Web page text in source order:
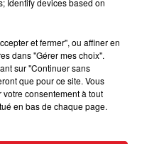
HOMICIDE
APRÈS LA...
le logement servait
et fermer", ou affiner en
dans "Gérer mes choix".
sur "Continuer sans
que pour ce site. Vous
consentement à tout
en bas de chaque page.